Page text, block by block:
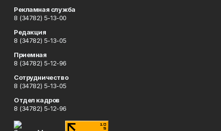
Рекламная служба
8 (34782) 5-13-00
Редакция
8 (34782) 5-13-05
Приемная
8 (34782) 5-12-96
Сотрудничество
8 (34782) 5-13-05
Отдел кадров
8 (34782) 5-12-96